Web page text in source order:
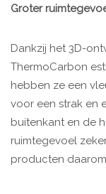
Groter
Dankzij het 3D-
ThermoCarbon
hebben ze een
voor een strak en
buitenkant en de
ruimtegevoel
producten